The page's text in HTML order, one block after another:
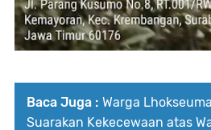
Baca Juga : Warga
Suarakan Kekecewaan atas